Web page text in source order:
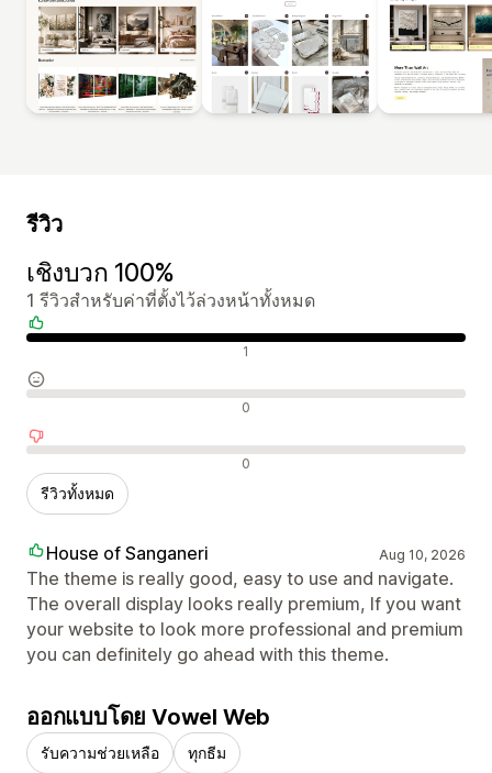
รีวิว
เชิงบวก 100%
1 รีวิวสำหรับค่าที่ตั้งไว้ล่วงหน้าทั้งหมด
รีวิวเชิงบวก 1
รีวิวที่เป็นกลาง 0
รีวิวเชิงลบ 0
รีวิวทั้งหมด
House of Sanganeri Aug 10, 2026
The theme is really good, easy to use and navigate.
The overall display looks really premium, If you want
your website to look more professional and premium
you can definitely go ahead with this theme.
ออกแบบโดย Vowel Web
รับความช่วยเหลือ ทุกธีม